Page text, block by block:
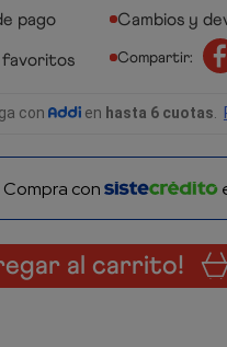
pago
Cambios y
Compartir:
Compra con
al carrito!